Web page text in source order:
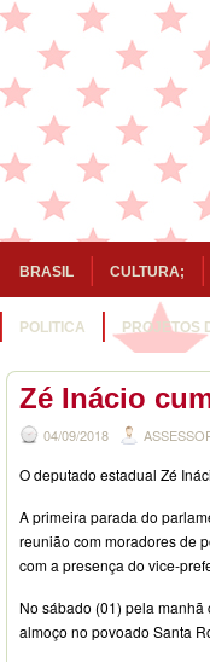
BRASIL CULTURA;
POLITICA PROJETOS
Zé Inácio
04/09/2018
O deputado estadual Zé
A primeira parada do
reunião com moradores de
com a presença do vice-
No sábado (01) pela
almoço no povoado Santa